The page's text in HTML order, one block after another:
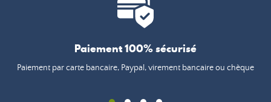
Paiement 100% sécurisé
Paiement par carte bancaire, Paypal, virement bancaire ou chèque